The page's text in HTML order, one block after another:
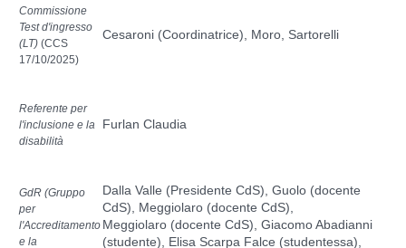
Commissione
Test d'ingresso
(LT) (CCS
17/10/2025)
Cesaroni (Coordinatrice), Moro, Sartorelli
Referente per
l'inclusione e la
disabilità
Furlan Claudia
GdR (Gruppo
per
l'Accreditamento
e la
Dalla Valle (Presidente CdS), Guolo (docente
CdS), Meggiolaro (docente CdS),
Meggiolaro (docente CdS), Giacomo Abadianni
(studente), Elisa Scarpa Falce (studentessa),